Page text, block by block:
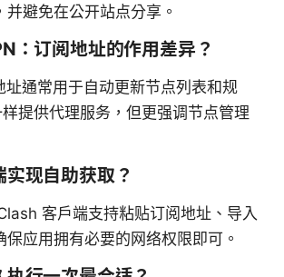
避免在公开站点分享。
：订阅地址的作用差异？
址通常用于自动更新节点列表和规
提供代理服务，但更强调节点管理
现自助获取？
客户端支持粘贴订阅地址、导入
保应用拥有必要的网络权限即可。